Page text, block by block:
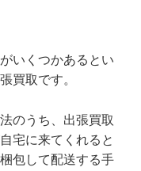
いくつかあるとい
買取です。
のうち、出張買取
宅に来てくれると
包して配送する手